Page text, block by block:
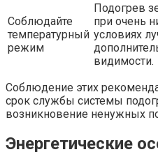
Соблюдайте
температурный
режим
Подогрев
при очень
условиях
видимости.
Соблюдение этих
срок службы системы
возникновение ненужных
Энергетические